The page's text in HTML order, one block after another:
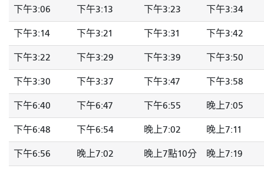
下午3:06 下午3:13 下午3:23 下午3:34
下午3:14 下午3:21 下午3:31 下午3:42
下午3:22 下午3:29 下午3:39 下午3:50
下午3:30 下午3:37 下午3:47 下午3:58
下午6:40 下午6:47 下午6:55 晚上7:05
下午6:48 下午6:54 晚上7:02 晚上7:11
下午6:56 晚上7:02 晚上7點10分 晚上7:19